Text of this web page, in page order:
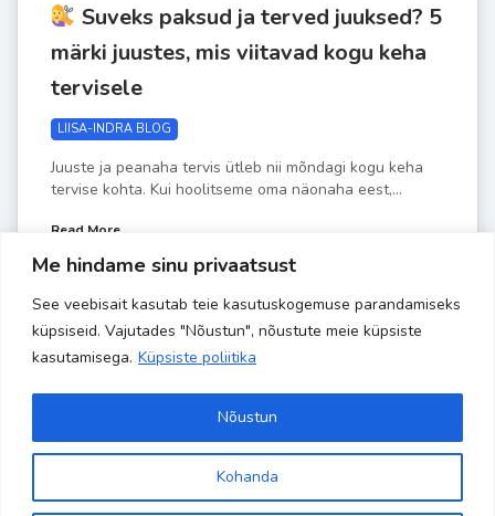
Me hindame sinu privaatsust
See veebisait kasutab teie kasutuskogemuse parandamiseks
küpsiseid. Vajutades "Nõustun", nõustute meie küpsiste
kasutamisega. Küpsiste poliitika
Kohanda
Nõustun
Suveks paksud ja terved juuksed? 5
märki juustes, mis viitavad kogu keha
tervisele
LIISA-INDRA BLOG
Juuste ja peanaha tervis ütleb nii mõndagi kogu keha
tervise kohta. Kui hoolitseme oma näonaha eest,...
Read More
MÄRTS 3 byLiisa-Indra
Copyright 2024 Banaanisaar | All Rights Reserved | Powered by
Site is using a trial version of the theme. Please enter your